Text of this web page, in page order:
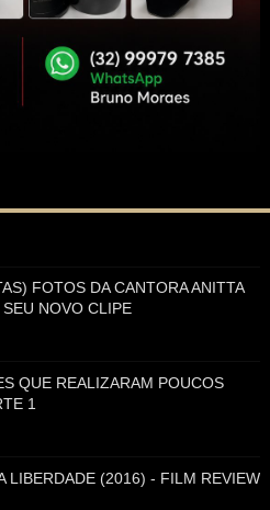
FOTOS DA CANTORA ANITTA
NOVO CLIPE
QUE REALIZARAM POUCOS
1
LIBERDADE (2016) - FILM REVIEW